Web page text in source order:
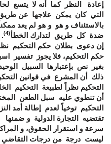
إعادة النظر كما أنه لا يتسع
التي كان يمكن علاجها عن
بالاستئناف و هو و هو لم يعد
ضدة كل طريق لتدارك الخطأ(4)
.
إن دعوى بطلان حكم التحكيم
حكم التحكيم، فلا يجوز تفسير
بغير نص بإعتبارها السبيل
ذلك أن المشرع في قوانين
التحكيم نظراً لطبيعة التحكيم
أن تنطوي عليه سبل الطعن
التحكيم توخياً لعدم إطالة أمد
تقتضيه التجارة الدولية و
سرعة و استقرار الحقوق، و
ليست درجة من درجات التقاضي